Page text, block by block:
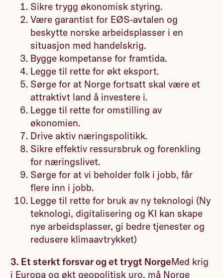
Sikre trygg økonomisk styring.
Være garantist for EØS-avtalen og
beskytte norske arbeidsplasser i en
situasjon med handelskrig.
Bygge kompetanse for framtida.
Legge til rette for økt eksport.
Sørge for at Norge fortsatt skal være et
attraktivt land å investere i.
Legge til rette for omstilling av
økonomien.
Drive aktiv næringspolitikk.
Sikre effektiv ressursbruk og forenkling
for næringslivet.
Sørge for at vi beholder folk i jobb, får
flere inn i jobb.
Legge til rette for bruk av ny teknologi (Ny
teknologi, digitalisering og KI kan skape
nye arbeidsplasser, gi bedre tjenester og
redusere klimaavtrykket)
3. Et sterkt forsvar og et trygt NorgeMed krig
i Europa og økt geopolitisk uro, må Norge